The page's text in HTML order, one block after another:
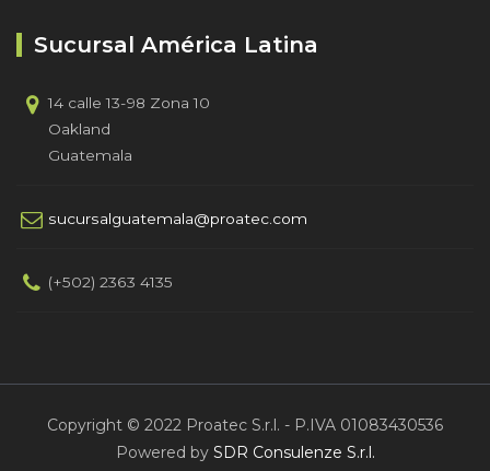
Sucursal América Latina
14 calle 13-98 Zona 10
Oakland
Guatemala
sucursalguatemala@proatec.com
(+502) 2363 4135
Copyright © 2022 Proatec S.r.l. - P.IVA 01083430536
Powered by SDR Consulenze S.r.l.